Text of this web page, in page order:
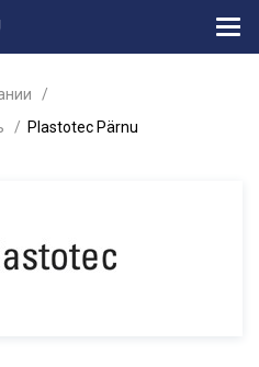
Plastotec Pärnu